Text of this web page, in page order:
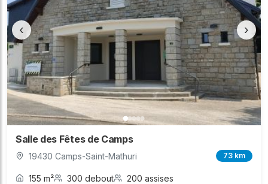
‹ ›
Salle des Fêtes de Camps
19430 Camps-Saint-Mathuri 73 km
155 m² 300 debout 200 assises